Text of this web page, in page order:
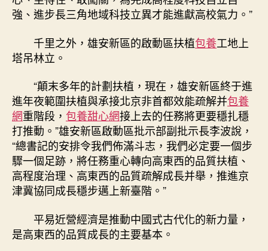
強、進步長三角地域科技立異才能進獻高校氣力。”
千里之外，雄安新區的啟動區扶植包養工地上
塔吊林立。
“顛末多年的計劃扶植，現在，雄安新區終于進
進年夜範圍扶植與承接北京非首都效能疏解并包養
網重階段， 包養甜心網接上去的任務將更要穩扎穩
打推動。”雄安新區啟動區批示部副批示長李波說，
“總書記的安排令我們佈滿斗志，我們必定要一個步
驟一個足跡，將任務重心轉向高東西的品質扶植、
高程度治理、高東西的品質疏解成長并舉，推進京
津冀協同成長穩步邁上新臺階。”
平易近營經濟是推動中國式古代化的新力量，
是高東西的品質成長的主要基本。